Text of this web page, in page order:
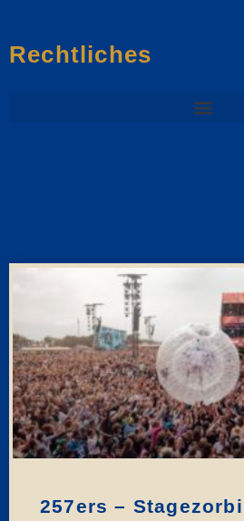
Rechtliches
257ers –